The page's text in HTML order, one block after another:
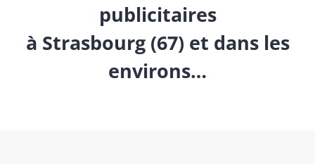
publicitaires
à Strasbourg (67) et dans les
environs…